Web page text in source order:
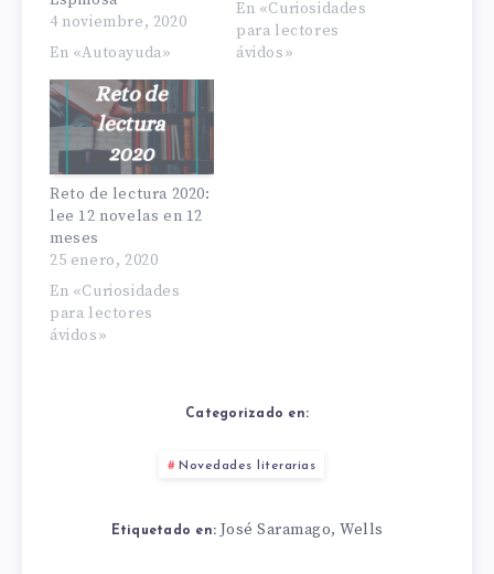
4 noviembre, 2020
En «Autoayuda»
En «Curiosidades
para lectores
ávidos»
Reto de lectura 2020:
lee 12 novelas en 12
meses
25 enero, 2020
En «Curiosidades
para lectores
ávidos»
Categorizado en:
Novedades literarias
Etiquetado en: José Saramago, Wells